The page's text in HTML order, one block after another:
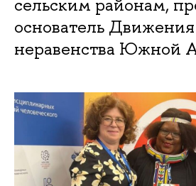
сельским районам,
основатель
неравенства Южной